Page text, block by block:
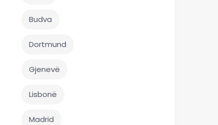
Budva
Dortmund
Gjenevë
Lisbonë
Madrid